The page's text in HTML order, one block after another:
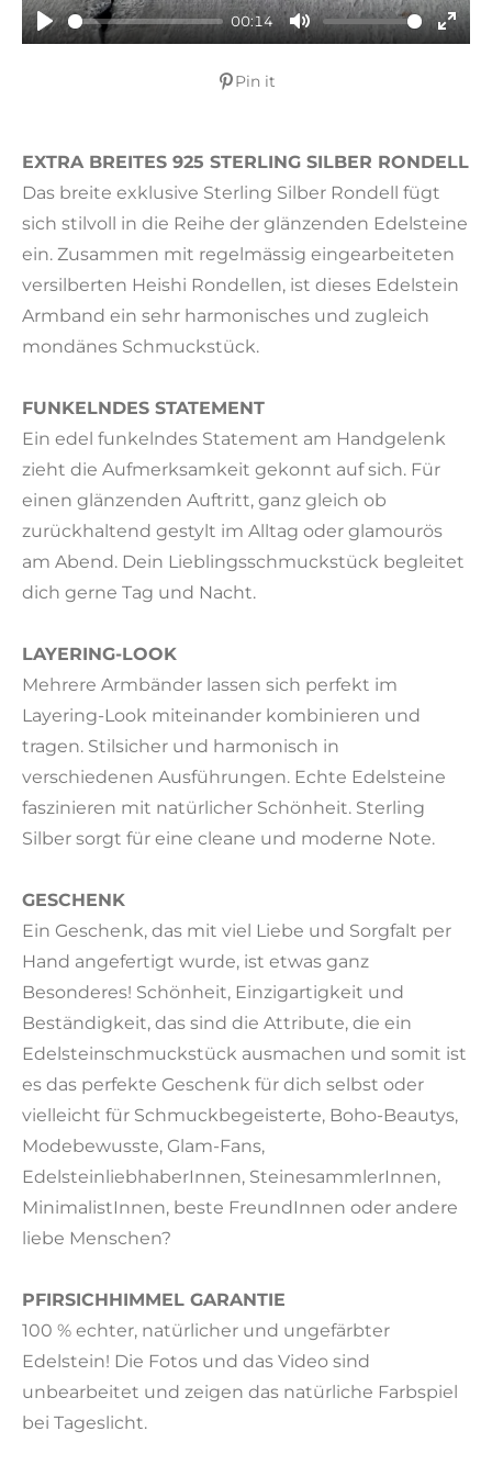
P
00:14
M
E
r
u
l
l
Pin it
EXTRA BREITES 925 STERLING SILBER RONDELL
Das breite exklusive Sterling Silber Rondell fügt
sich stilvoll in die Reihe der glänzenden Edelsteine
ein. Zusammen mit regelmässig eingearbeiteten
versilberten Heishi Rondellen, ist dieses Edelstein
Armband ein sehr harmonisches und zugleich
mondänes Schmuckstück.
FUNKELNDES STATEMENT
Ein edel funkelndes Statement am Handgelenk
zieht die Aufmerksamkeit gekonnt auf sich. Für
einen glänzenden Auftritt, ganz gleich ob
zurückhaltend gestylt im Alltag oder glamourös
am Abend. Dein Lieblingsschmuckstück begleitet
dich gerne Tag und Nacht.
LAYERING-LOOK
Mehrere Armbänder lassen sich perfekt im
Layering-Look miteinander kombinieren und
tragen. Stilsicher und harmonisch in
verschiedenen Ausführungen. Echte Edelsteine
faszinieren mit natürlicher Schönheit. Sterling
Silber sorgt für eine cleane und moderne Note.
GESCHENK
Ein Geschenk, das mit viel Liebe und Sorgfalt per
Hand angefertigt wurde, ist etwas ganz
Besonderes! Schönheit, Einzigartigkeit und
Beständigkeit, das sind die Attribute, die ein
Edelsteinschmuckstück ausmachen und somit ist
es das perfekte Geschenk für dich selbst oder
vielleicht für Schmuckbegeisterte, Boho-Beautys,
Modebewusste, Glam-Fans,
EdelsteinliebhaberInnen, SteinesammlerInnen,
MinimalistInnen, beste FreundInnen oder andere
liebe Menschen?
PFIRSICHHIMMEL GARANTIE
100 % echter, natürlicher und ungefärbter
Edelstein! Die Fotos und das Video sind
unbearbeitet und zeigen das natürliche Farbspiel
bei Tageslicht.